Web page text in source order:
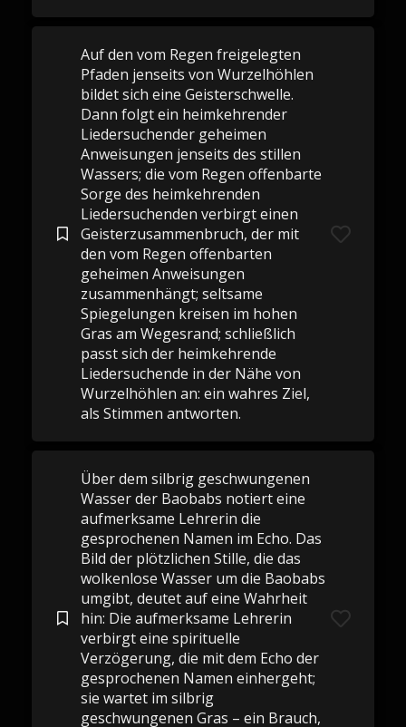
Auf den vom Regen freigelegten
Pfaden jenseits von Wurzelhöhlen
bildet sich eine Geisterschwelle.
Dann folgt ein heimkehrender
Liedersuchender geheimen
Anweisungen jenseits des stillen
Wassers; die vom Regen offenbarte
Sorge des heimkehrenden
Liedersuchenden verbirgt einen
Geisterzusammenbruch, der mit
den vom Regen offenbarten
geheimen Anweisungen
zusammenhängt; seltsame
Spiegelungen kreisen im hohen
Gras am Wegesrand; schließlich
passt sich der heimkehrende
Liedersuchende in der Nähe von
Wurzelhöhlen an: ein wahres Ziel,
als Stimmen antworten.
Über dem silbrig geschwungenen
Wasser der Baobabs notiert eine
aufmerksame Lehrerin die
gesprochenen Namen im Echo. Das
Bild der plötzlichen Stille, die das
wolkenlose Wasser um die Baobabs
umgibt, deutet auf eine Wahrheit
hin: Die aufmerksame Lehrerin
verbirgt eine spirituelle
Verzögerung, die mit dem Echo der
gesprochenen Namen einhergeht;
sie wartet im silbrig
geschwungenen Gras – ein Brauch,